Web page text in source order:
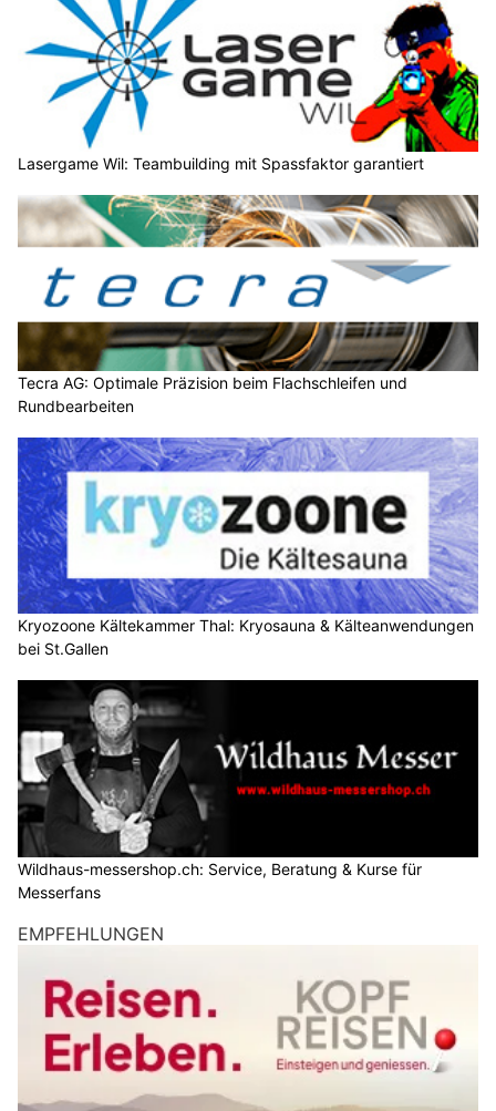
Lasergame Wil: Teambuilding mit Spassfaktor garantiert
Tecra AG: Optimale Präzision beim Flachschleifen und
Rundbearbeiten
Kryozoone Kältekammer Thal: Kryosauna & Kälteanwendungen
bei St.Gallen
Wildhaus-messershop.ch: Service, Beratung & Kurse für
Messerfans
EMPFEHLUNGEN